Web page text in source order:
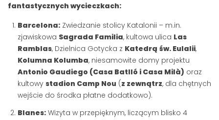
fantastycznych wycieczkach:
Barcelona: Zwiedzanie stolicy Katalonii – m.in.
zjawiskowa Sagrada Familia, kultowa ulica Las
Ramblas, Dzielnica Gotycka z Katedrą św. Eulalii,
Kolumna Kolumba, niesamowite domy projektu
Antonio Gaudiego (Casa Batlló i Casa Milà) oraz
kultowy stadion Camp Nou (z zewnątrz, dla chętnych
wejście do środka płatne dodatkowo).
Blanes: Wizyta w przepięknym, liczącym blisko 4